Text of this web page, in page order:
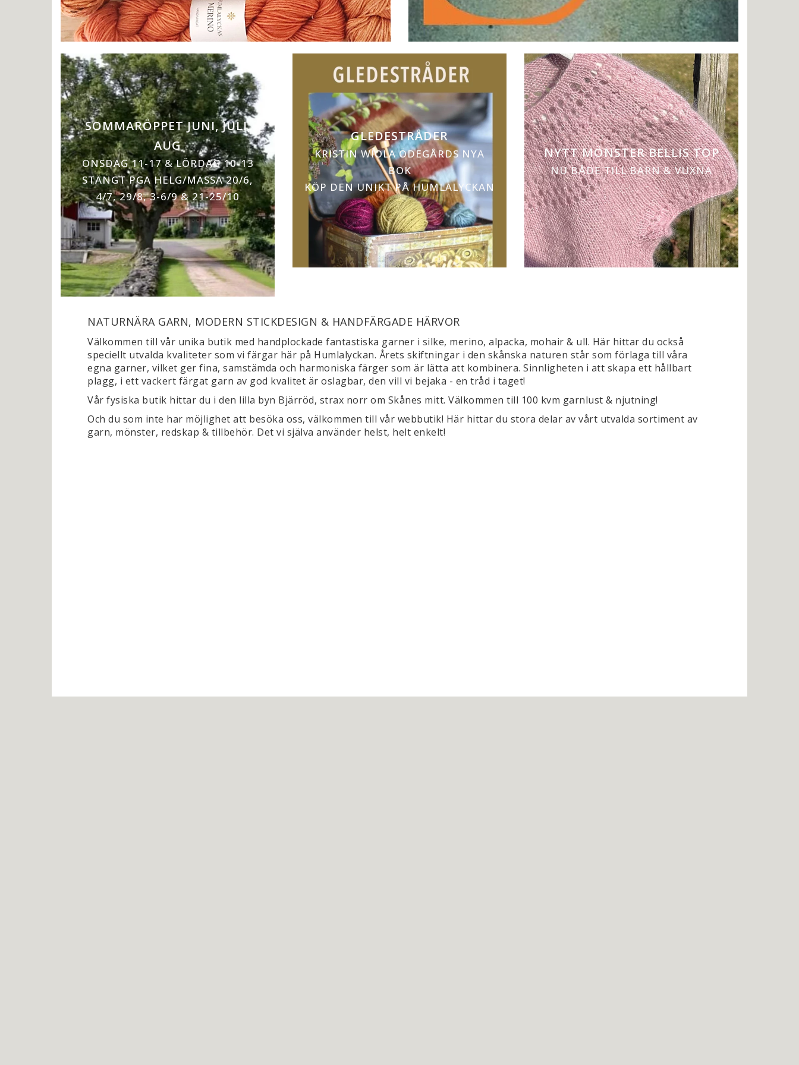
SOMMARÖPPET JUNI, JULI,
AUG
ONSDAG 11-17 & LÖRDAG 10-13
STÄNGT PGA HELG/MÄSSA 20/6,
4/7, 29/8, 3-6/9 & 21-25/10
GLEDESTRÅDER
KRISTIN WIOLA ÖDEGÅRDS NYA
BOK
KÖP DEN UNIKT PÅ HUMLALYCKAN
NYTT MÖNSTER BELLIS TOP
NU BÅDE TILL BARN & VUXNA
NATURNÄRA GARN, MODERN STICKDESIGN & HANDFÄRGADE HÄRVOR
Välkommen till vår unika butik med handplockade fantastiska garner i silke, merino, alpacka, mohair & ull. Här hittar du också
speciellt utvalda kvaliteter som vi färgar här på Humlalyckan. Årets skiftningar i den skånska naturen står som förlaga till våra
egna garner, vilket ger fina, samstämda och harmoniska färger som är lätta att kombinera. Sinnligheten i att skapa ett hållbart
plagg, i ett vackert färgat garn av god kvalitet är oslagbar, den vill vi bejaka - en tråd i taget!
Vår fysiska butik hittar du i den lilla byn Bjärröd, strax norr om Skånes mitt. Välkommen till 100 kvm garnlust & njutning!
Och du som inte har möjlighet att besöka oss, välkommen till vår webbutik! Här hittar du stora delar av vårt utvalda sortiment av
garn, mönster, redskap & tillbehör. Det vi själva använder helst, helt enkelt!